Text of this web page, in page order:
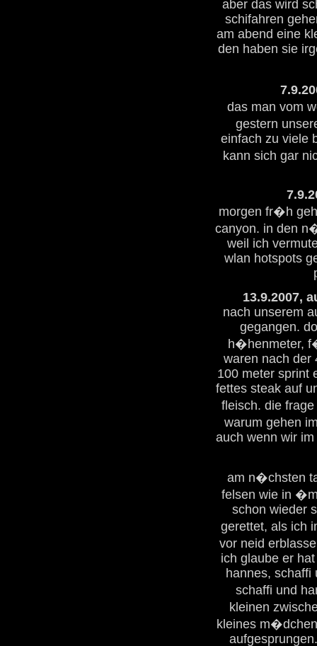
aber das wird
schifahren
am abend eine
den haben sie
das man vom
gestern
einfach zu viele
kann sich gar
morgen fr�h
canyon. in den
weil ich
wlan hotspots
13.9.2007,
nach unserem
gegangen.
h�henmeter,
waren nach der
100 meter sprint
fettes steak auf
fleisch. die
warum gehen
auch wenn wir
am n�chsten
felsen wie in
schon wieder
gerettet, als ich
vor neid
ich glaube er
hannes, schaffi
schaffi und
kleinen
kleines